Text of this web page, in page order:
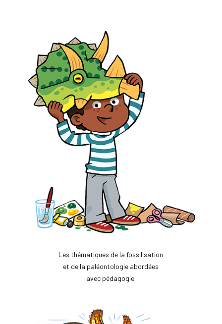
Les thématiques de la fossilisation
et de la paléontologie abordées
avec pédagogie.